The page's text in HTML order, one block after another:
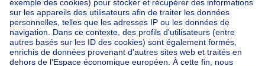
Accueil Belgique
Bruxelles (province)
Bruxelles (arrondissement)
Acheter votre appartement à Watermael-boitsfort